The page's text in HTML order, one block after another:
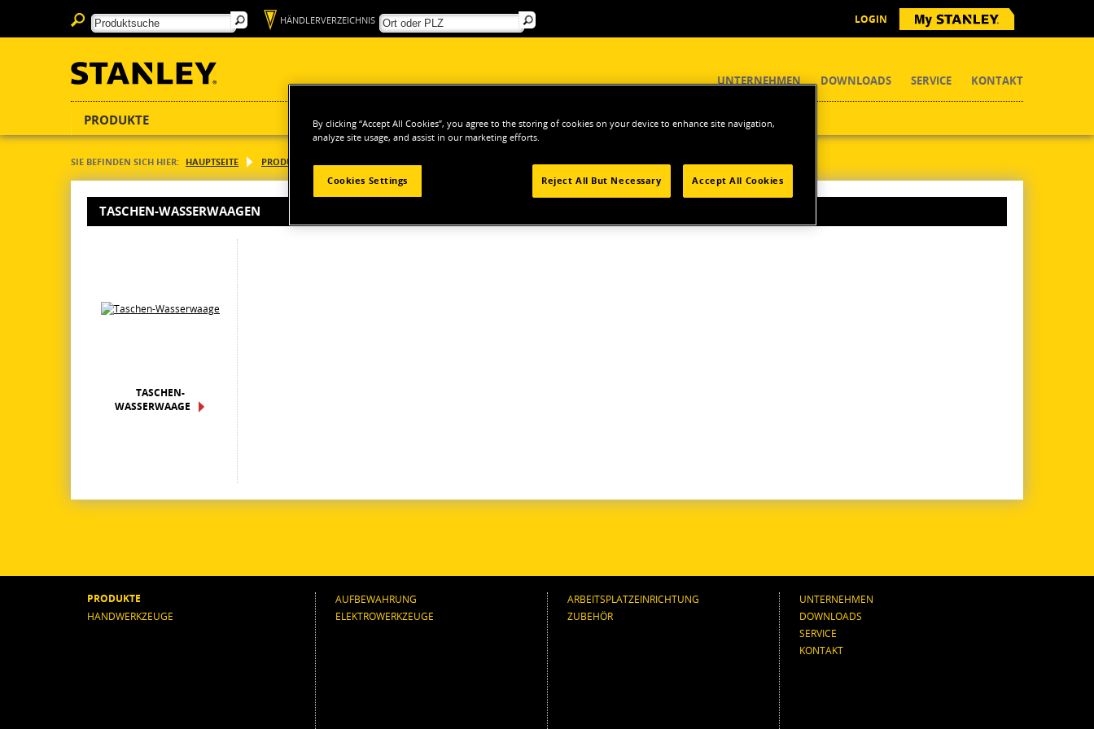
LOGIN
HÄNDLERVERZEICHNIS
UNTERNEHMEN DOWNLOADS SERVICE KONTAKT
PRODUKTE
SIE BEFINDEN SICH HIER: HAUPTSEITE PRODUKTE Wasserwaagen Taschen-Wasserwaagen
TASCHEN-WASSERWAAGEN
TASCHEN-
WASSERWAAGE
PRODUKTE
HANDWERKZEUGE
AUFBEWAHRUNG
ELEKTROWERKZEUGE
ARBEITSPLATZEINRICHTUNG
ZUBEHÖR
UNTERNEHMEN
DOWNLOADS
SERVICE
KONTAKT
By clicking “Accept All Cookies”, you agree to the storing of cookies on your device to enhance site navigation,
analyze site usage, and assist in our marketing efforts.
Cookies Settings Reject All But Necessary Accept All Cookies